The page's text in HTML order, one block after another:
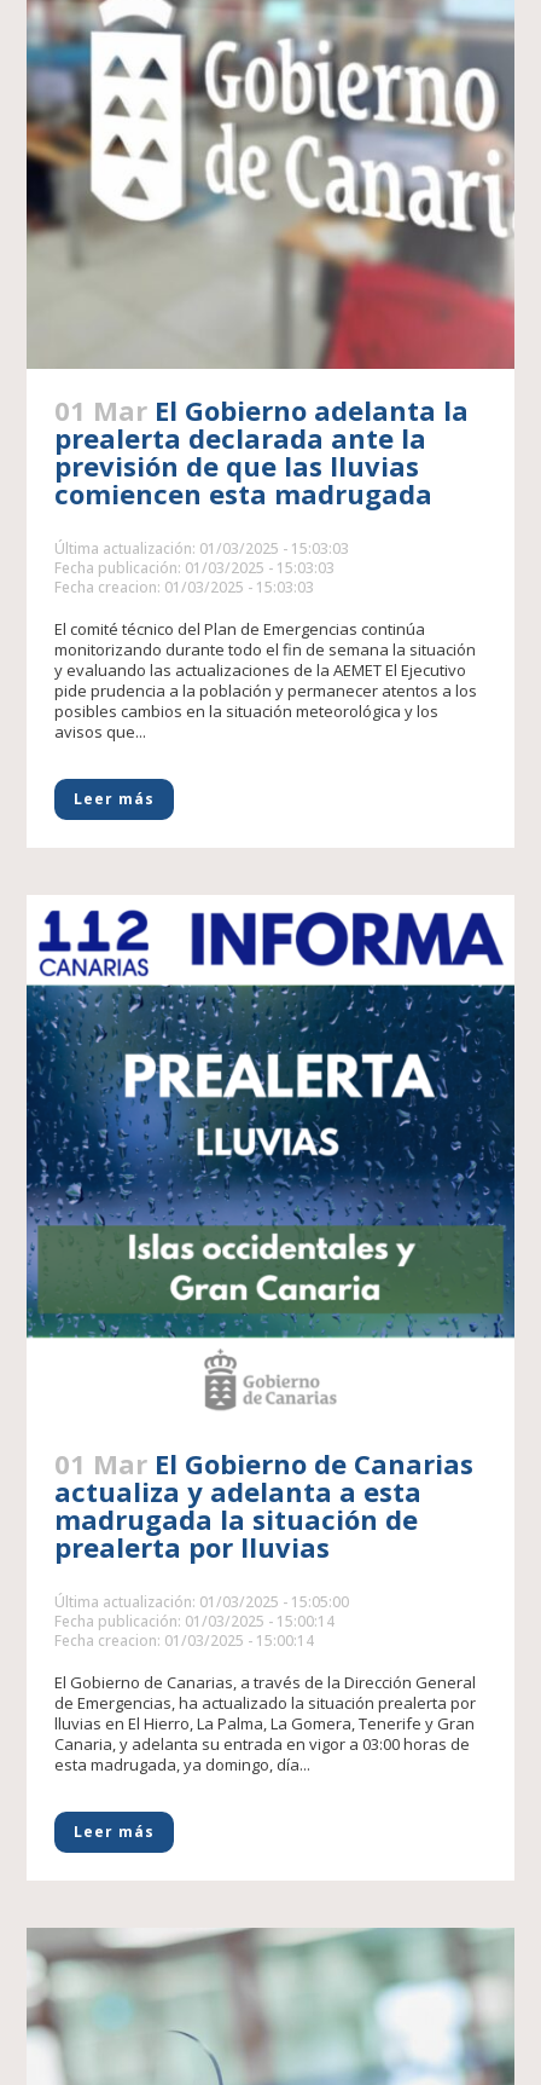
01 Mar El Gobierno adelanta la
prealerta declarada ante la
previsión de que las lluvias
comiencen esta madrugada
Última actualización: 01/03/2025 - 15:03:03
Fecha publicación: 01/03/2025 - 15:03:03
Fecha creacion: 01/03/2025 - 15:03:03
El comité técnico del Plan de Emergencias continúa
monitorizando durante todo el fin de semana la situación
y evaluando las actualizaciones de la AEMET El Ejecutivo
pide prudencia a la población y permanecer atentos a los
posibles cambios en la situación meteorológica y los
avisos que...
Leer más
01 Mar El Gobierno de Canarias
actualiza y adelanta a esta
madrugada la situación de
prealerta por lluvias
Última actualización: 01/03/2025 - 15:05:00
Fecha publicación: 01/03/2025 - 15:00:14
Fecha creacion: 01/03/2025 - 15:00:14
El Gobierno de Canarias, a través de la Dirección General
de Emergencias, ha actualizado la situación prealerta por
lluvias en El Hierro, La Palma, La Gomera, Tenerife y Gran
Canaria, y adelanta su entrada en vigor a 03:00 horas de
esta madrugada, ya domingo, día...
Leer más